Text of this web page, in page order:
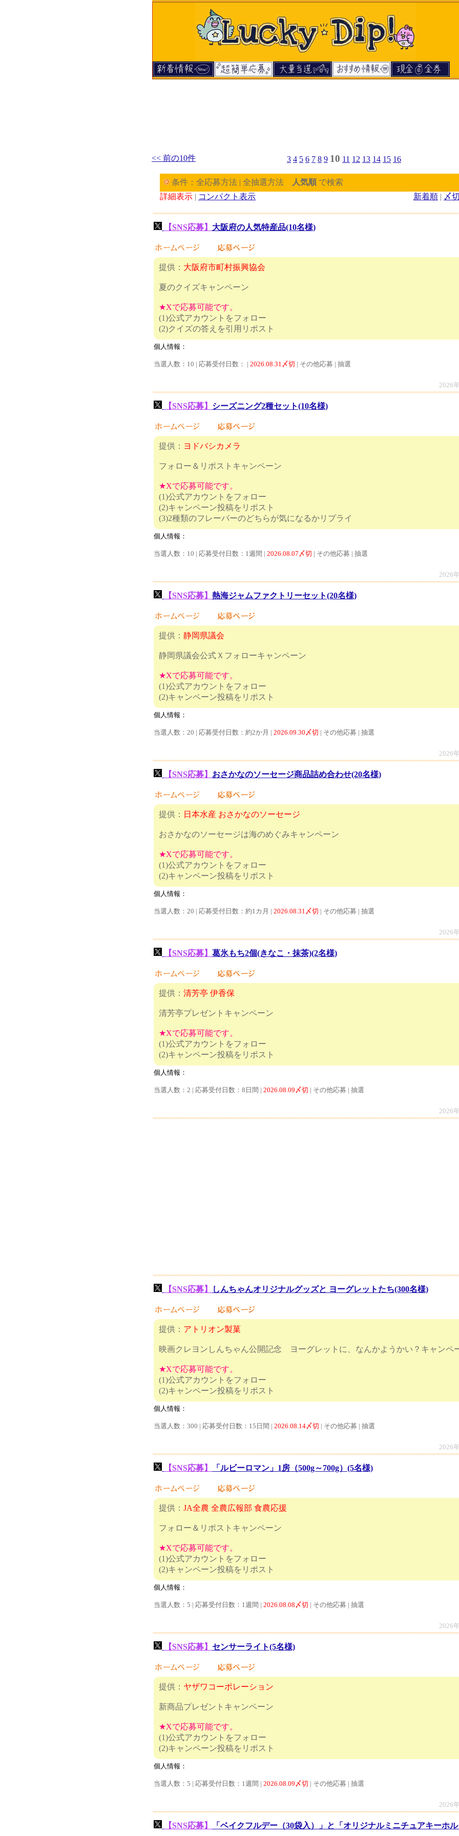
<< 前の10件 3 4 5 6 7 8 9 10 11 12 13 14 15 16
条件：全応募方法 | 全抽選方法 人気順 で検索
詳細表示 | コンパクト表示 新着順 | 〆
【SNS応募】 大阪府の人気特産品(10名様)
提供： 大阪府市町村振興協会
夏のクイズキャンペーン
★Xで応募可能です。
(1)公式アカウントをフォロー
(2)クイズの答えを引用リポスト
個人情報：
当選人数：10 | 応募受付日数： | 2026.08.31〆切 | その他応募 | 抽選
2026
【SNS応募】 シーズニング2種セット(10名様)
提供： ヨドバシカメラ
フォロー＆リポストキャンペーン
★Xで応募可能です。
(1)公式アカウントをフォロー
(2)キャンペーン投稿をリポスト
(3)2種類のフレーバーのどちらが気になるかリプライ
個人情報：
当選人数：10 | 応募受付日数：1週間 | 2026.08.07〆切 | その他応募 | 抽選
2026
【SNS応募】 熱海ジャムファクトリーセット(20名様)
提供： 静岡県議会
静岡県議会公式Ｘフォローキャンペーン
★Xで応募可能です。
(1)公式アカウントをフォロー
(2)キャンペーン投稿をリポスト
個人情報：
当選人数：20 | 応募受付日数：約2か月 | 2026.09.30〆切 | その他応募 | 抽選
2026
【SNS応募】 おさかなのソーセージ商品詰め合わせ(20名様)
提供： 日本水産 おさかなのソーセージ
おさかなのソーセージは海のめぐみキャンペーン
★Xで応募可能です。
(1)公式アカウントをフォロー
(2)キャンペーン投稿をリポスト
個人情報：
当選人数：20 | 応募受付日数：約1カ月 | 2026.08.31〆切 | その他応募 | 抽選
2026
【SNS応募】 葛氷もち2個(きなこ・抹茶)(2名様)
提供： 清芳亭 伊香保
清芳亭プレゼントキャンペーン
★Xで応募可能です。
(1)公式アカウントをフォロー
(2)キャンペーン投稿をリポスト
個人情報：
当選人数：2 | 応募受付日数：8日間 | 2026.08.09〆切 | その他応募 | 抽選
2026
【SNS応募】 しんちゃんオリジナルグッズと ヨーグレットたち(300名様)
提供： アトリオン製菓
映画クレヨンしんちゃん公開記念 ヨーグレットに、なんかようかい？キャンペ
★Xで応募可能です。
(1)公式アカウントをフォロー
(2)キャンペーン投稿をリポスト
個人情報：
当選人数：300 | 応募受付日数：15日間 | 2026.08.14〆切 | その他応募 | 抽選
2026
【SNS応募】 「ルビーロマン」1房（500g～700g）(5名様)
提供： JA全農 全農広報部 食農応援
フォロー＆リポストキャンペーン
★Xで応募可能です。
(1)公式アカウントをフォロー
(2)キャンペーン投稿をリポスト
個人情報：
当選人数：5 | 応募受付日数：1週間 | 2026.08.08〆切 | その他応募 | 抽選
2026
【SNS応募】 センサーライト(5名様)
提供： ヤザワコーポレーション
新商品プレゼントキャンペーン
★Xで応募可能です。
(1)公式アカウントをフォロー
(2)キャンペーン投稿をリポスト
個人情報：
当選人数：5 | 応募受付日数：1週間 | 2026.08.09〆切 | その他応募 | 抽選
2026
【SNS応募】 「ベイクフルデー（30袋入）」と「オリジナルミニチュアキーホ